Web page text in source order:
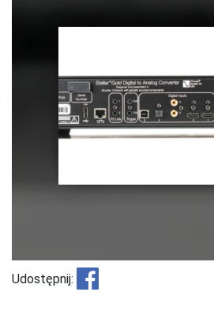
Udostępnij: